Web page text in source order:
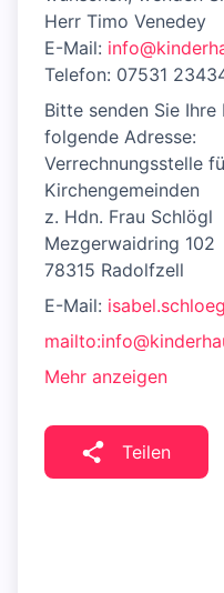
Herr Timo Venedey
E-Mail:
Telefon: 07531
Bitte senden Sie
folgende Adresse:
Verrechnungsstelle
Kirchengemeinden
z. Hdn. Frau Schlögl
Mezgerwaidring 102
78315 Radolfzell
E-Mail:
Mehr anzeigen
Teilen